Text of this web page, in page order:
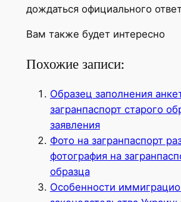
дождаться официального
Вам также будет интересно
Похожие записи:
Образец заполнения
загранпаспорт старого
заявления
Фото на загранпаспорт
фотография на
образца
Особенности